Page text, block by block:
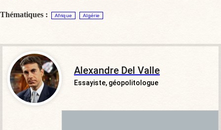
Thématiques : Afrique Algérie
Alexandre Del Valle
Essayiste, géopolitologue